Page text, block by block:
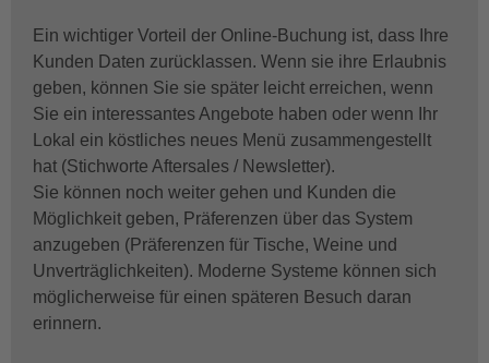
Ein wichtiger Vorteil der Online-Buchung ist, dass Ihre
Kunden Daten zurücklassen. Wenn sie ihre Erlaubnis
geben, können Sie sie später leicht erreichen, wenn
Sie ein interessantes Angebote haben oder wenn Ihr
Lokal ein köstliches neues Menü zusammengestellt
hat (Stichworte Aftersales / Newsletter).
Sie können noch weiter gehen und Kunden die
Möglichkeit geben, Präferenzen über das System
anzugeben (Präferenzen für Tische, Weine und
Unverträglichkeiten). Moderne Systeme können sich
möglicherweise für einen späteren Besuch daran
erinnern.